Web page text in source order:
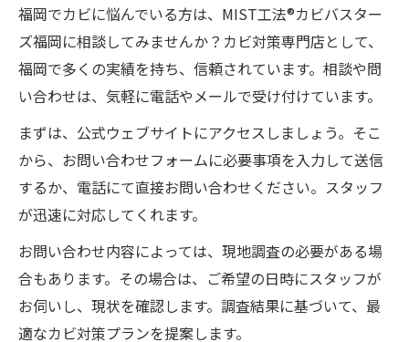
福岡でカビに悩んでいる方は、MIST工法®カビバスター
ズ福岡に相談してみませんか？カビ対策専門店として、
福岡で多くの実績を持ち、信頼されています。相談や問
い合わせは、気軽に電話やメールで受け付けています。
まずは、公式ウェブサイトにアクセスしましょう。そこ
から、お問い合わせフォームに必要事項を入力して送信
するか、電話にて直接お問い合わせください。スタッフ
が迅速に対応してくれます。
お問い合わせ内容によっては、現地調査の必要がある場
合もあります。その場合は、ご希望の日時にスタッフが
お伺いし、現状を確認します。調査結果に基づいて、最
適なカビ対策プランを提案します。